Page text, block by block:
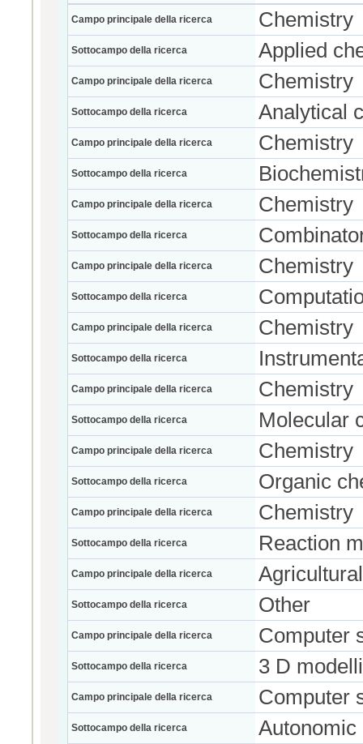
Campo principale della ricerca Chemistry
Sottocampo della ricerca Applied
Campo principale della ricerca Chemistry
Sottocampo della ricerca Analytical
Campo principale della ricerca Chemistry
Sottocampo della ricerca
Campo principale della ricerca Chemistry
Sottocampo della ricerca
Campo principale della ricerca Chemistry
Sottocampo della ricerca
Campo principale della ricerca Chemistry
Sottocampo della ricerca
Campo principale della ricerca Chemistry
Sottocampo della ricerca Molecular
Campo principale della ricerca Chemistry
Sottocampo della ricerca Organic
Campo principale della ricerca Chemistry
Sottocampo della ricerca Reaction
Campo principale della ricerca
Sottocampo della ricerca Other
Campo principale della ricerca Computer
Sottocampo della ricerca 3 D
Campo principale della ricerca Computer
Sottocampo della ricerca Autonomic